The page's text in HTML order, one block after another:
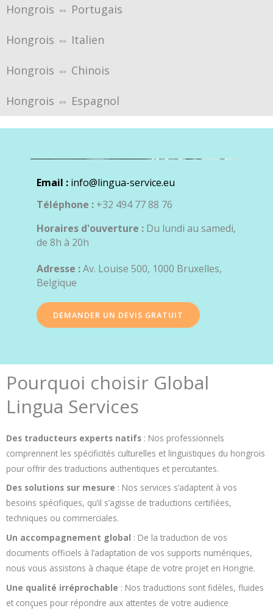
Hongrois ⇔ Portugais
Hongrois ⇔ Italien
Hongrois ⇔ Chinois
Hongrois ⇔ Espagnol
Email : info@lingua-service.eu
Téléphone : +32 494 77 88 76
Horaires d'ouverture : Du lundi au samedi,
de 8h à 20h
Adresse :Av. Louise 500, 1000 Bruxelles,
Belgique
DEMANDER UN DEVIS GRATUIT
Pourquoi choisir Global
Lingua Services
Des traducteurs experts natifs : Nos professionnels
comprennent les spécificités culturelles et linguistiques du hongrois
pour offrir des traductions authentiques et percutantes.
Des solutions sur mesure : Nos services s’adaptent à vos
besoins spécifiques, qu’il s’agisse de traductions certifiées,
techniques ou commerciales.
Un accompagnement global : De la traduction de vos
documents officiels à l’adaptation de vos supports numériques,
nous vous assistons à chaque étape de votre projet en Hongrie.
Une qualité irréprochable : Nos traductions sont fidèles, fluides
et conçues pour répondre aux attentes de votre audience